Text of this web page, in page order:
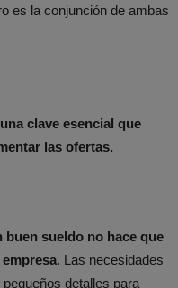
es la conjunción de ambas
clave esencial que
las ofertas.
buen sueldo no hace que
. Las necesidades
detalles para